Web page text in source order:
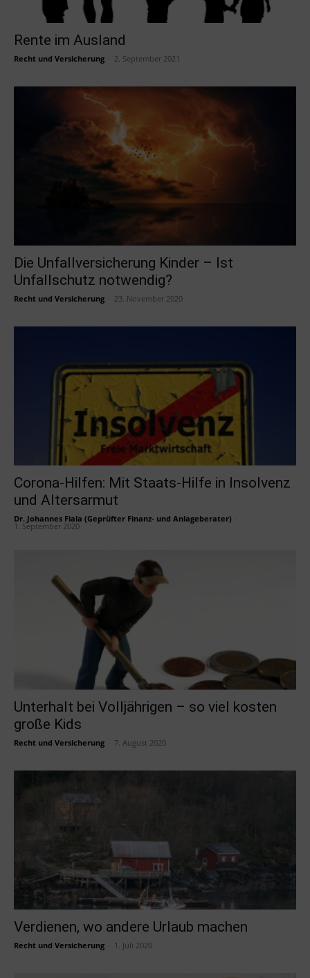
Rente im Ausland
Recht und Versicherung 2. September 2021
Die Unfallversicherung Kinder – Ist
Unfallschutz notwendig?
Recht und Versicherung 23. November 2020
Corona-Hilfen: Mit Staats-Hilfe in Insolvenz
und Altersarmut
Dr. Johannes Fiala (Geprüfter Finanz- und Anlageberater)
1. September 2020
Unterhalt bei Volljährigen – so viel kosten
große Kids
Recht und Versicherung 7. August 2020
Verdienen, wo andere Urlaub machen
Recht und Versicherung 1. Juli 2020